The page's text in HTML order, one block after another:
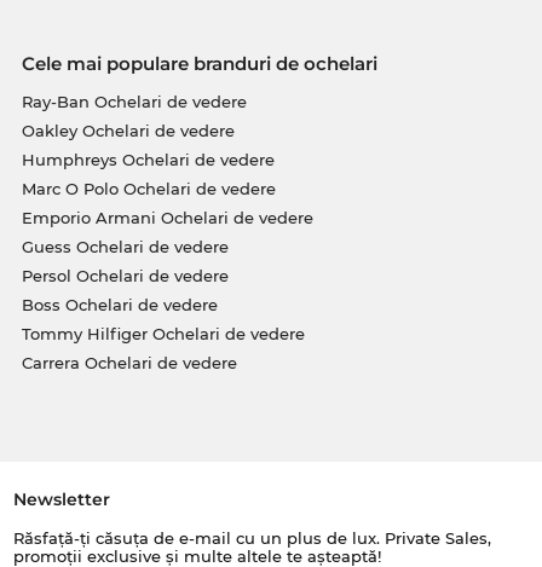
Cele mai populare branduri de ochelari
Ray-Ban Ochelari de vedere
Oakley Ochelari de vedere
Humphreys Ochelari de vedere
Marc O Polo Ochelari de vedere
Emporio Armani Ochelari de vedere
Guess Ochelari de vedere
Persol Ochelari de vedere
Boss Ochelari de vedere
Tommy Hilfiger Ochelari de vedere
Carrera Ochelari de vedere
Newsletter
Răsfață-ți căsuța de e-mail cu un plus de lux. Private Sales,
promoții exclusive și multe altele te așteaptă!